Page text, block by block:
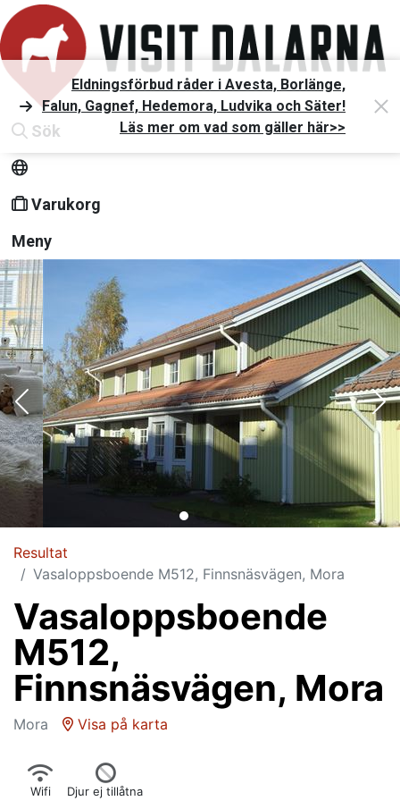
Sök
Varukorg
Meny
Eldningsförbud råder i Avesta, Borlänge,
Falun, Gagnef, Hedemora, Ludvika och Säter!
Läs mer om vad som gäller här>>
Resultat
Vasaloppsboende M512, Finnsnäsvägen, Mora
Vasaloppsboende
M512,
Finnsnäsvägen, Mora
Mora Visa på karta
Wifi Djur ej tillåtna